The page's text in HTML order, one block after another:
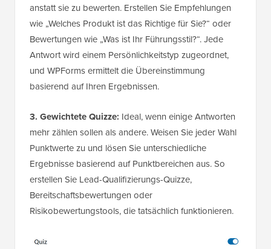
anstatt sie zu bewerten. Erstellen Sie Empfehlungen
wie „Welches Produkt ist das Richtige für Sie?“ oder
Bewertungen wie „Was ist Ihr Führungsstil?“. Jede
Antwort wird einem Persönlichkeitstyp zugeordnet,
und WPForms ermittelt die Übereinstimmung
basierend auf Ihren Ergebnissen.
3. Gewichtete Quizze: Ideal, wenn einige Antworten
mehr zählen sollen als andere. Weisen Sie jeder Wahl
Punktwerte zu und lösen Sie unterschiedliche
Ergebnisse basierend auf Punktbereichen aus. So
erstellen Sie Lead-Qualifizierungs-Quizze,
Bereitschaftsbewertungen oder
Risikobewertungstools, die tatsächlich funktionieren.